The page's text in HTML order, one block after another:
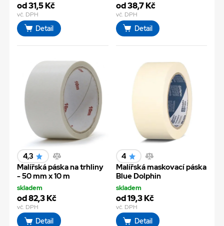
od 31,5 Kč
vč. DPH
Detail
od 38,7 Kč
vč. DPH
Detail
4,3
Malířská páska na trhliny
- 50 mm x 10 m
skladem
od 82,3 Kč
vč. DPH
Detail
4
Malířská maskovací páska
Blue Dolphin
skladem
od 19,3 Kč
vč. DPH
Detail